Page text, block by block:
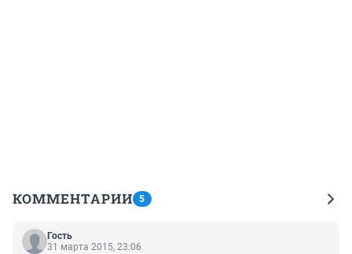
КОММЕНТАРИИ 5
Гость
31 марта 2015, 23:06